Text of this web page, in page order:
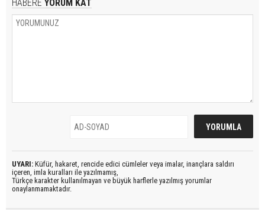
HABERE YORUM KAT
UYARI: Küfür, hakaret, rencide edici cümleler veya imalar, inançlara saldırı
içeren, imla kuralları ile yazılmamış,
Türkçe karakter kullanılmayan ve büyük harflerle yazılmış yorumlar
onaylanmamaktadır.